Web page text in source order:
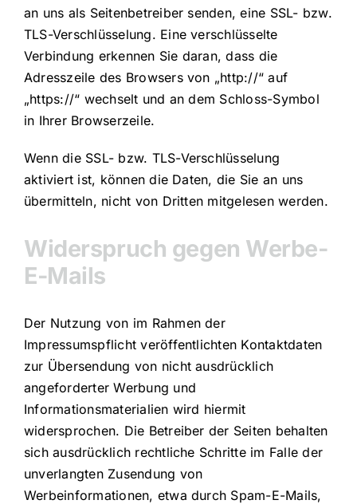
an uns als Seitenbetreiber senden, eine SSL- bzw.
TLS-Verschlüsselung. Eine verschlüsselte
Verbindung erkennen Sie daran, dass die
Adresszeile des Browsers von „http://“ auf
„https://“ wechselt und an dem Schloss-Symbol
in Ihrer Browserzeile.
Wenn die SSL- bzw. TLS-Verschlüsselung
aktiviert ist, können die Daten, die Sie an uns
übermitteln, nicht von Dritten mitgelesen werden.
Widerspruch gegen Werbe-
E-Mails
Der Nutzung von im Rahmen der
Impressumspflicht veröffentlichten Kontaktdaten
zur Übersendung von nicht ausdrücklich
angeforderter Werbung und
Informationsmaterialien wird hiermit
widersprochen. Die Betreiber der Seiten behalten
sich ausdrücklich rechtliche Schritte im Falle der
unverlangten Zusendung von
Werbeinformationen, etwa durch Spam-E-Mails,